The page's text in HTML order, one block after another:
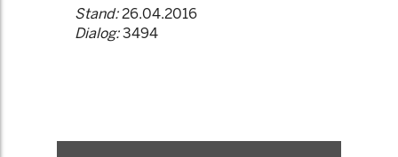
Stand:26.04.2016
Dialog:3494